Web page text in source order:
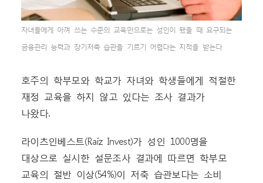
자녀들에게 아껴 쓰는 수준의 교육만으로는 성인이 됐을 때 요구되는
금융관리 능력과 장기저축 습관을 기르기 어렵다는 지적을 받는다
호주의 학부모와 학교가 자녀와 학생들에게 적절한
재정 교육을 하지 않고 있다는 조사 결과가
나왔다.
라이츠인베스트(Raiz Invest)가 성인 1000명을
대상으로 실시한 설문조사 결과에 따르면 학부모
교육의 절반 이상(54%)이 저축 습관보다는 소비